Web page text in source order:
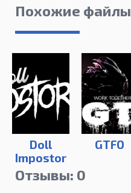
Похожие файлы
Doll
Impostor
GTFO
Отзывы: 0